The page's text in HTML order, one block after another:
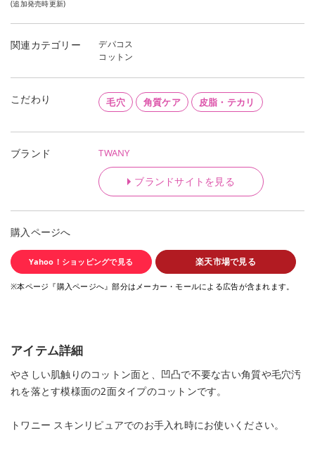
(追加発売時更新)
関連カテゴリー
デパコス
コットン
こだわり 毛穴 角質ケア 皮脂・テカリ
ブランド TWANY
ブランドサイトを見る
購入ページへ
Yahoo！ショッピングで見る 楽天市場で見る
※本ページ『購入ページへ』部分はメーカー・モールによる広告が含まれます。
アイテム詳細
やさしい肌触りのコットン面と、凹凸で不要な古い角質や毛穴汚
れを落とす模様面の2面タイプのコットンです。
トワニー スキンリピュアでのお手入れ時にお使いください。